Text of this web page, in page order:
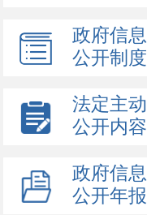
政府信息
公开制度
法定主动
公开内容
政府信息
公开年报